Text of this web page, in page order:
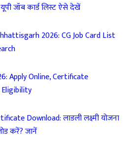
जॉब कार्ड लिस्ट ऐसे देखें
2026: CG Job Card List
Apply Online, Certificate
Download: लाडली लक्ष्मी योजना
करें? जानें